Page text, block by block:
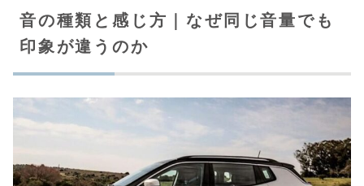
音の種類と感じ方｜なぜ同じ音量でも
印象が違うのか